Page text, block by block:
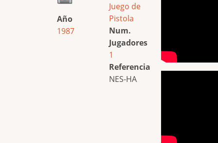
Año
1987
Juego de
Pistola
Num.
Jugadores
1
Referencia
NES-HA